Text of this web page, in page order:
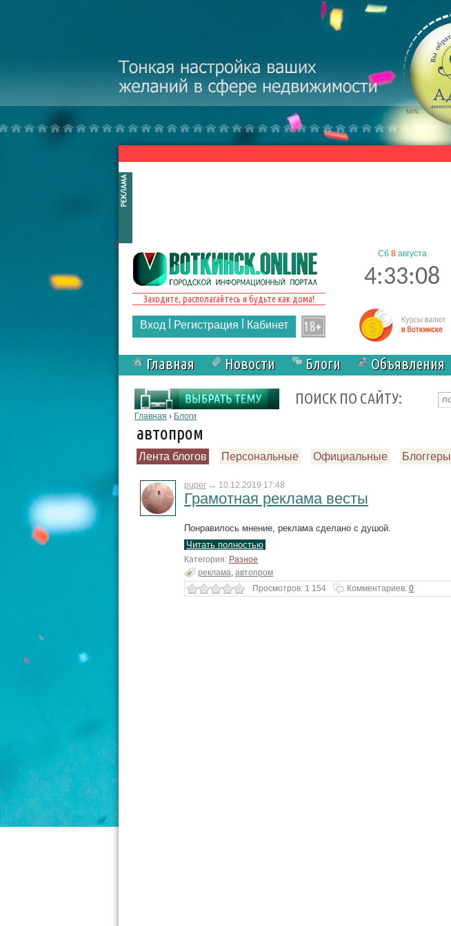
Заходите, располагайтесь и будьте как дома!
Вход Регистрация Кабинет
Сб 8августа
4:33:09
Главная Новости Блоги Объявления
ПОИСК ПО САЙТУ:
Форма поиска
Вы здесь
Главная › Блоги
автопром
Лента блогов Персональные Официальные Блоггеры
puper → 10.12.2019 17:48
Грамотная реклама весты
Понравилось мнение, реклама сделано с душой.
Читать полностью
Категория: Разное
реклама, автопром
Просмотров: 1 154
Комментариев: 0